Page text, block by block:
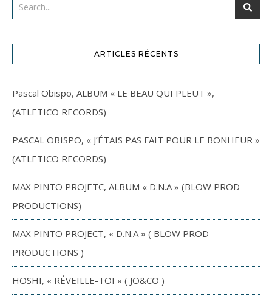
ARTICLES RÉCENTS
Pascal Obispo, ALBUM « LE BEAU QUI PLEUT »,
(ATLETICO RECORDS)
PASCAL OBISPO, « J’ÉTAIS PAS FAIT POUR LE BONHEUR »
(ATLETICO RECORDS)
MAX PINTO PROJETC, ALBUM « D.N.A » (BLOW PROD
PRODUCTIONS)
MAX PINTO PROJECT, « D.N.A » ( BLOW PROD
PRODUCTIONS )
HOSHI, « RÉVEILLE-TOI » ( JO&CO )